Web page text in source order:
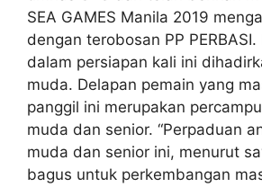
SEA GAMES Manila 2019
dengan terobosan PP
dalam persiapan kali ini
muda. Delapan pemain yang
panggil ini merupakan
muda dan senior. “Perpaduan
muda dan senior ini, menurut
bagus untuk perkembangan